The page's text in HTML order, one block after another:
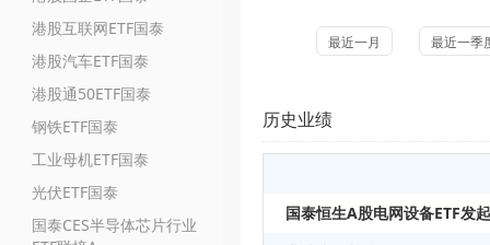
港股互联网ETF国泰
港股汽车ETF国泰
港股通50ETF国泰
钢铁ETF国泰
工业母机ETF国泰
光伏ETF国泰
国泰CES半导体芯片行业
最近一月 最近一季
历史业绩
国泰恒生A股电网设备ETF发